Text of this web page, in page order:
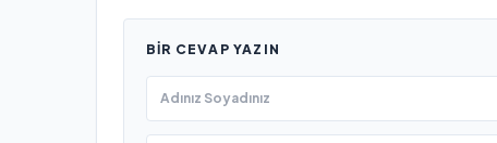
BIR CEVAP YAZIN